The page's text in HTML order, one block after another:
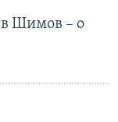
Шимов – о